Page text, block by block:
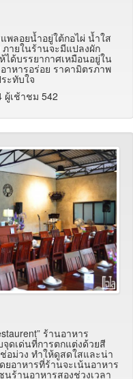
พลอยน้ำอยู่ใต้กอไผ่ น้ำใส
ายในร้านจะมีแปลงผัก
ได้บรรยากาศเหมือนอยู่ใน
หารอร่อย ราคามิตรภาพ
ะทับใจ
ผู้เช้าชม 542
ร้านอาหาร
จุดเด่นที่การตกแต่งด้วยสี
อม่วง ทำให้ดูสดใสและน่า
ยอาหารที่ร้านจะเน้นอาหาร
นร้านอาหารสองช่วงเวลา